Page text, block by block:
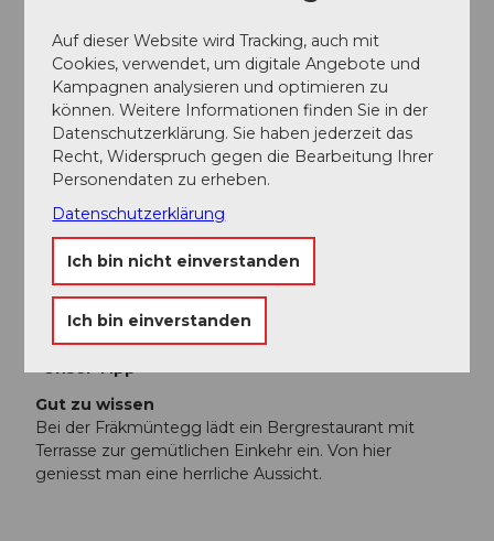
der Panoramagondelbahn Kriens fahren.
Parken
Bei der Talstation der Panoramagondelbahn Kriens.
Öffentliche Verkehrsmittel
Mit den SBB bis Station Kriens, Mattenhof und
danach mit dem Bus bis zu den Pilatus-Bahnen.
Luzern Tourismus
Organisation
Luzern Tourismus
Unser Tipp
Gut zu wissen
Bei der Fräkmüntegg lädt ein Bergrestaurant mit
Terrasse zur gemütlichen Einkehr ein. Von hier
geniesst man eine herrliche Aussicht.
Auf dieser Website wird Tracking, auch mit
Cookies, verwendet, um digitale Angebote und
Kampagnen analysieren und optimieren zu
können. Weitere Informationen finden Sie in der
Datenschutzerklärung. Sie haben jederzeit das
Recht, Widerspruch gegen die Bearbeitung Ihrer
Personendaten zu erheben.
Datenschutzerklärung
Ich bin nicht einverstanden
Ich bin einverstanden